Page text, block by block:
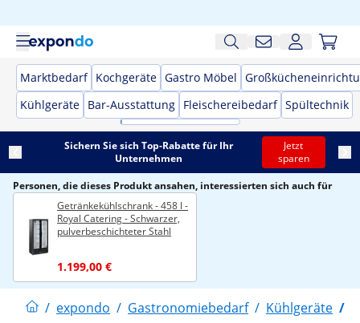
Marktbedarf Kochgeräte Gastro Möbel
Kühlgeräte Bar-Ausstattung Fleischereibedarf Spültechnik
Sichern Sie sich Top-Rabatte für Ihr
Unternehmen
Jetzt
sparen
Personen, die dieses Produkt ansahen, interessierten sich auch für
Getränkekühlschrank - 458 l -
Royal Catering - Schwarzer,
pulverbeschichteter Stahl
1.199,00 €
/ expondo / Gastronomiebedarf / Kühlgeräte /